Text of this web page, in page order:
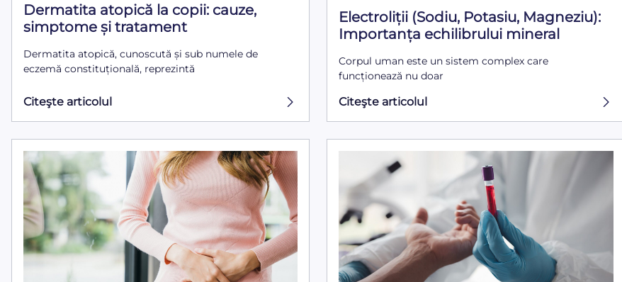
Dermatita atopică la copii: cauze,
simptome și tratament
Dermatita atopică, cunoscută și sub numele de
eczemă constituțională, reprezintă
Citeşte articolul
Electroliții (Sodiu, Potasiu, Magneziu):
Importanța echilibrului mineral
Corpul uman este un sistem complex care
funcționează nu doar
Citeşte articolul